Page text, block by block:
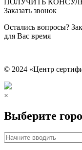
Заказать звонок
Остались вопросы?
для Вас время
© 2024 «Центр
×
Выберите